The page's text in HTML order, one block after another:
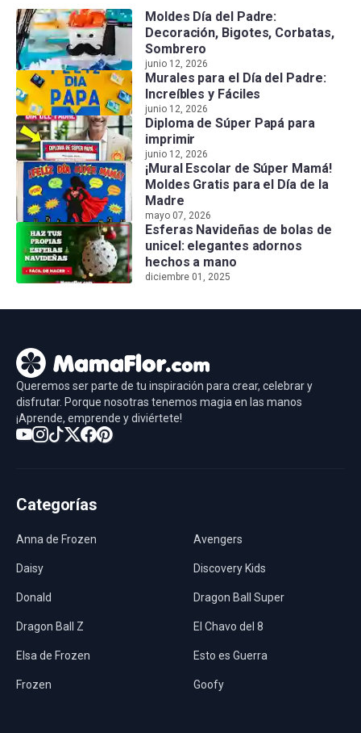
Moldes Día del Padre:
Decoración, Bigotes, Corbatas,
Sombrero
junio 12, 2026
Murales para el Día del Padre:
Increíbles y Fáciles
junio 12, 2026
Diploma de Súper Papá para
imprimir
junio 12, 2026
¡Mural Escolar de Súper Mamá!
Moldes Gratis para el Día de la
Madre
mayo 07, 2026
Esferas Navideñas de bolas de
unicel: elegantes adornos
hechos a mano
diciembre 01, 2025
Queremos ser parte de tu inspiración para crear, celebrar y
disfrutar. Porque nosotras tenemos magia en las manos
¡Aprende, emprende y diviértete!
Categorías
Anna de Frozen Avengers
Daisy Discovery Kids
Donald Dragon Ball Super
Dragon Ball Z El Chavo del 8
Elsa de Frozen Esto es Guerra
Frozen Goofy